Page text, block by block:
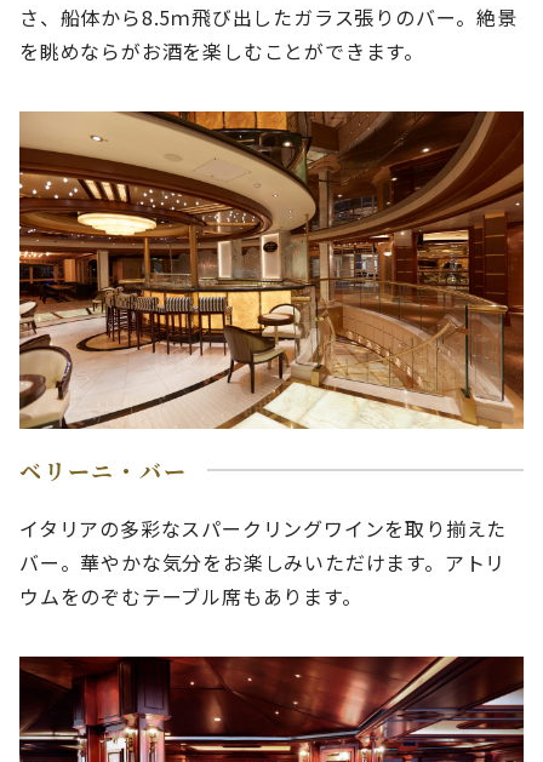
さ、船体から8.5ｍ飛び出したガラス張りのバー。絶景
を眺めならがお酒を楽しむことができます。
ベリーニ・バー
イタリアの多彩なスパークリングワインを取り揃えた
バー。華やかな気分をお楽しみいただけます。アトリ
ウムをのぞむテーブル席もあります。